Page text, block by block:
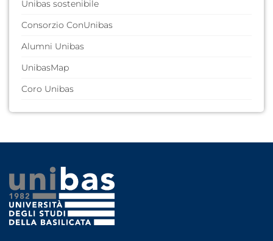
Unibas sostenibile
Consorzio ConUnibas
Alumni Unibas
UnibasMap
Coro Unibas